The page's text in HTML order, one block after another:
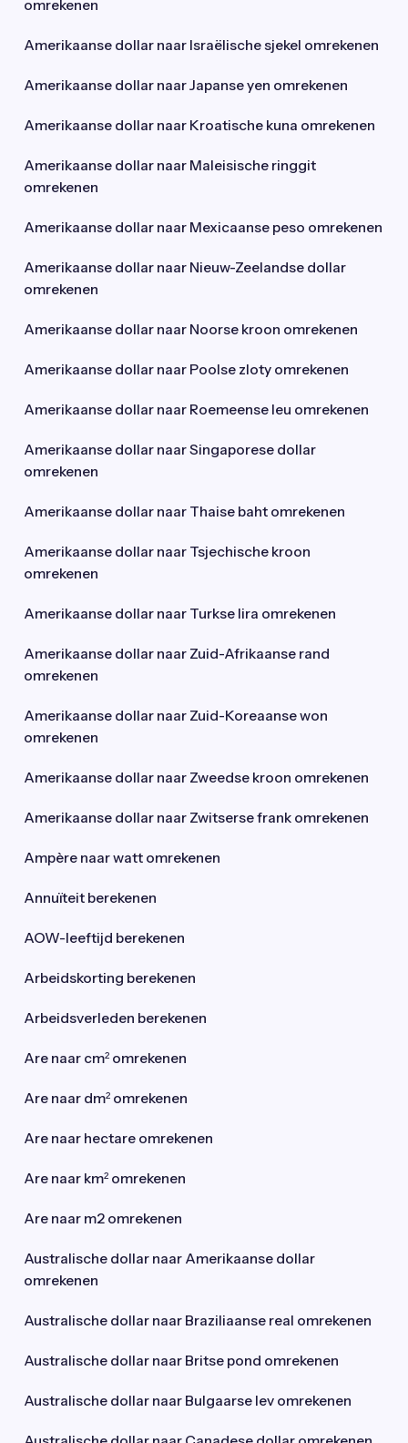
omrekenen
Amerikaanse dollar naar Israëlische sjekel omrekenen
Amerikaanse dollar naar Japanse yen omrekenen
Amerikaanse dollar naar Kroatische kuna omrekenen
Amerikaanse dollar naar Maleisische ringgit
omrekenen
Amerikaanse dollar naar Mexicaanse peso omrekenen
Amerikaanse dollar naar Nieuw-Zeelandse dollar
omrekenen
Amerikaanse dollar naar Noorse kroon omrekenen
Amerikaanse dollar naar Poolse zloty omrekenen
Amerikaanse dollar naar Roemeense leu omrekenen
Amerikaanse dollar naar Singaporese dollar
omrekenen
Amerikaanse dollar naar Thaise baht omrekenen
Amerikaanse dollar naar Tsjechische kroon
omrekenen
Amerikaanse dollar naar Turkse lira omrekenen
Amerikaanse dollar naar Zuid-Afrikaanse rand
omrekenen
Amerikaanse dollar naar Zuid-Koreaanse won
omrekenen
Amerikaanse dollar naar Zweedse kroon omrekenen
Amerikaanse dollar naar Zwitserse frank omrekenen
Ampère naar watt omrekenen
Annuïteit berekenen
AOW-leeftijd berekenen
Arbeidskorting berekenen
Arbeidsverleden berekenen
Are naar cm² omrekenen
Are naar dm² omrekenen
Are naar hectare omrekenen
Are naar km² omrekenen
Are naar m2 omrekenen
Australische dollar naar Amerikaanse dollar
omrekenen
Australische dollar naar Braziliaanse real omrekenen
Australische dollar naar Britse pond omrekenen
Australische dollar naar Bulgaarse lev omrekenen